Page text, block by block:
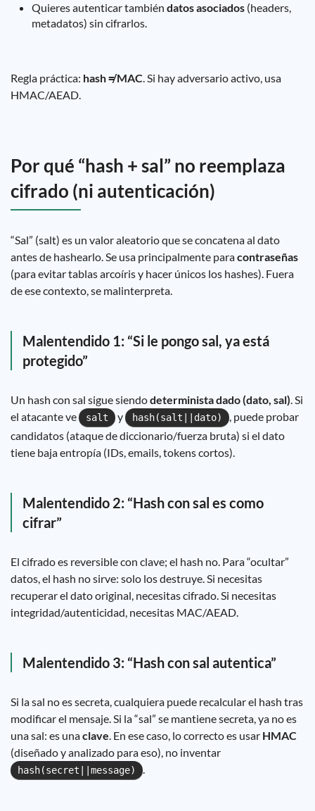
Quieres autenticar también datos asociados (headers,
metadatos) sin cifrarlos.
Regla práctica: hash ≠ MAC. Si hay adversario activo, usa
HMAC/AEAD.
Por qué “hash + sal” no reemplaza
cifrado (ni autenticación)
“Sal” (salt) es un valor aleatorio que se concatena al dato
antes de hashearlo. Se usa principalmente paracontraseñas
(para evitar tablas arcoíris y hacer únicos los hashes). Fuera
de ese contexto, se malinterpreta.
Malentendido 1: “Si le pongo sal, ya está
protegido”
Un hash con sal sigue siendodeterminista dado (dato, sal). Si
el atacante ve
salt y hash(salt||dato)
, puede probar
candidatos (ataque de diccionario/fuerza bruta) si el dato
tiene baja entropía (IDs, emails, tokens cortos).
Malentendido 2: “Hash con sal es como
cifrar”
El cifrado es reversible con clave; el hash no. Para “ocultar”
datos, el hash no sirve: solo los destruye. Si necesitas
recuperar el dato original, necesitas cifrado. Si necesitas
integridad/autenticidad, necesitas MAC/AEAD.
Malentendido 3: “Hash con sal autentica”
Si la sal no es secreta, cualquiera puede recalcular el hash tras
modificar el mensaje. Si la “sal” se mantiene secreta, ya no es
una sal: es unaclave. En ese caso, lo correcto es usar HMAC
(diseñado y analizado para eso), no inventar
hash(secret||message) .